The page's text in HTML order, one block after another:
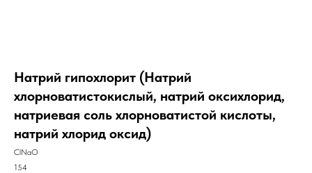
Натрий гипохлорит (Натрий
хлорноватистокислый, натрий оксихлорид,
натриевая соль хлорноватистой кислоты,
натрий хлорид оксид)
ClNaO
154